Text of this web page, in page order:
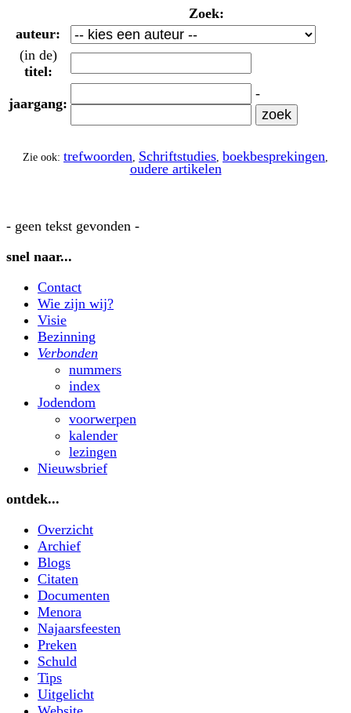
Zoek:
auteur:
(in de)
titel:
jaargang:
-
Zie ook: trefwoorden, Schriftstudies, boekbesprekingen,
oudere artikelen
- geen tekst gevonden -
snel naar...
Contact
Wie zijn wij?
Visie
Bezinning
Verbonden
nummers
index
Jodendom
voorwerpen
kalender
lezingen
Nieuwsbrief
ontdek...
Overzicht
Archief
Blogs
Citaten
Documenten
Menora
Najaarsfeesten
Preken
Schuld
Tips
Uitgelicht